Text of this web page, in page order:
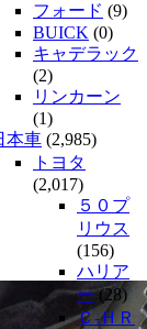
フォード (9)
BUICK (0)
キャデラック
(2)
リンカーン
(1)
本車 (2,985)
トヨタ
(2,017)
５０プ
リウス
(156)
ハリア
ー(28)
Ｃ-ＨＲ